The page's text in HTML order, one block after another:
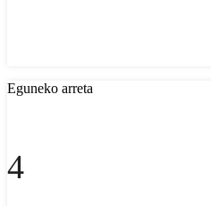
Eguneko arreta
4